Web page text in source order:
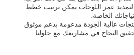
عمر اللوحات.يمكن ترتيب خطط
الخاصة.
عالية الجودة مدعومة بدعم موثوق
النجاح في مشاريعك مع حلولنا